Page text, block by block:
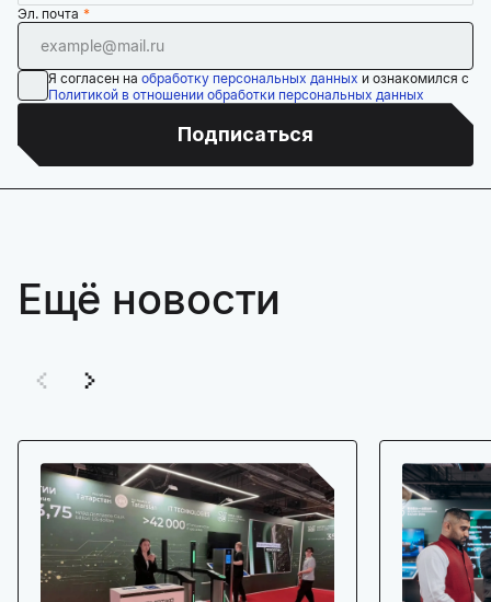
Эл. почта
Я согласен на обработку персональных данных и ознакомился с
Политикой в отношении обработки персональных данных
Подписаться
Ещё новости